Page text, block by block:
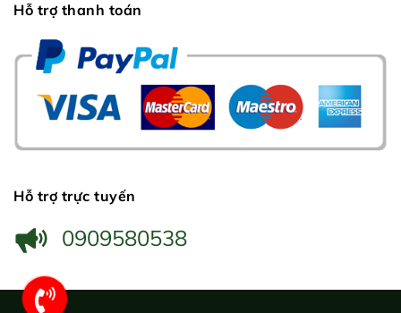
Hỗ trợ thanh toán
Hỗ trợ trực tuyến
0909580538